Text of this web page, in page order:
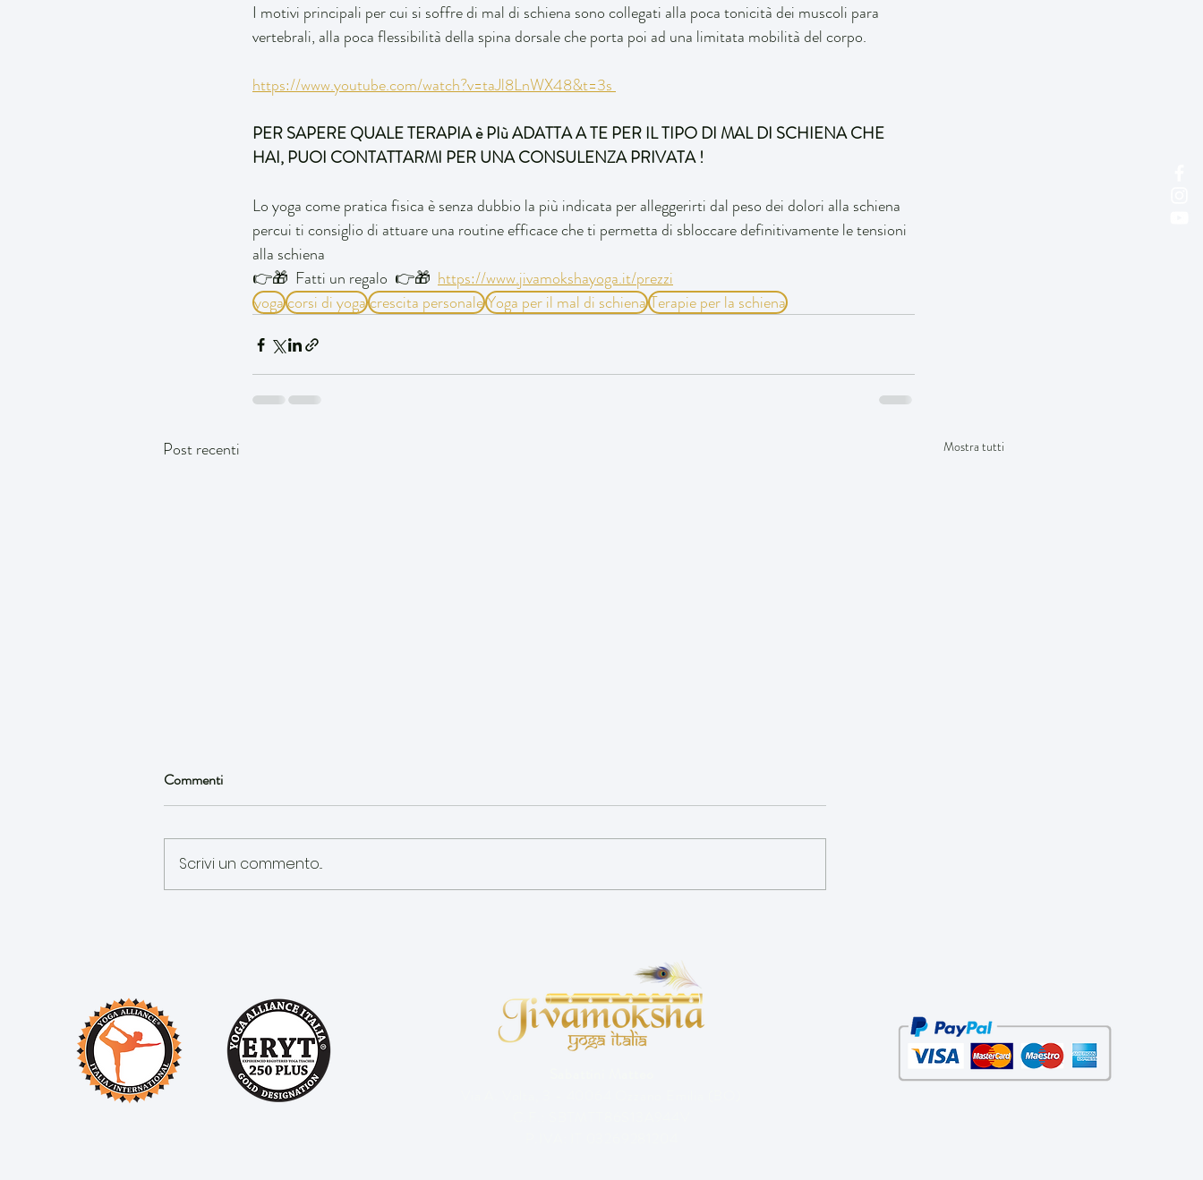
I motivi principali per cui si soffre di mal di schiena sono collegati alla poca tonicità dei muscoli para
vertebrali, alla poca flessibilità della spina dorsale che porta poi ad una limitata mobilità del corpo.
https://www.youtube.com/watch?v=taJl8LnWX48&t=3s
PER SAPERE QUALE TERAPIA è PIù ADATTA A TE PER IL TIPO DI MAL DI SCHIENA CHE
HAI, PUOI CONTATTARMI PER UNA CONSULENZA PRIVATA !
Lo yoga come pratica fisica è senza dubbio la più indicata per alleggerirti dal peso dei dolori alla schiena
percui ti consiglio di attuare una routine efficace che ti permetta di sbloccare definitivamente le tensioni
alla schiena
👉🎁  Fatti un regalo  👉🎁 https://www.jivamokshayoga.it/prezzi
yogacorsi di yogacrescita personaleYoga per il mal di schienaTerapie per la schiena
Post recenti Mostra tutti
Commenti
Scrivi un commento...